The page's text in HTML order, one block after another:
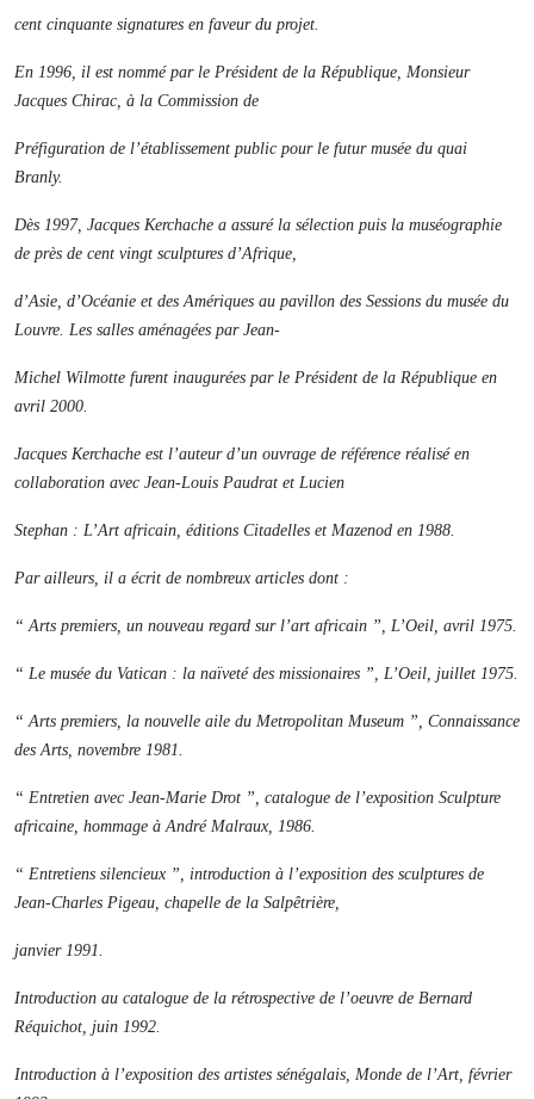
cent cinquante signatures en faveur du projet.
En 1996, il est nommé par le Président de la République, Monsieur
Jacques Chirac, à la Commission de
Préfiguration de l’établissement public pour le futur musée du quai
Branly.
Dès 1997, Jacques Kerchache a assuré la sélection puis la muséographie
de près de cent vingt sculptures d’Afrique,
d’Asie, d’Océanie et des Amériques au pavillon des Sessions du musée du
Louvre. Les salles aménagées par Jean-
Michel Wilmotte furent inaugurées par le Président de la République en
avril 2000.
Jacques Kerchache est l’auteur d’un ouvrage de référence réalisé en
collaboration avec Jean-Louis Paudrat et Lucien
Stephan : L’Art africain, éditions Citadelles et Mazenod en 1988.
Par ailleurs, il a écrit de nombreux articles dont :
“ Arts premiers, un nouveau regard sur l’art africain ”, L’Oeil, avril 1975.
“ Le musée du Vatican : la naïveté des missionaires ”, L’Oeil, juillet 1975.
“ Arts premiers, la nouvelle aile du Metropolitan Museum ”, Connaissance
des Arts, novembre 1981.
“ Entretien avec Jean-Marie Drot ”, catalogue de l’exposition Sculpture
africaine, hommage à André Malraux, 1986.
“ Entretiens silencieux ”, introduction à l’exposition des sculptures de
Jean-Charles Pigeau, chapelle de la Salpêtrière,
janvier 1991.
Introduction au catalogue de la rétrospective de l’oeuvre de Bernard
Réquichot, juin 1992.
Introduction à l’exposition des artistes sénégalais, Monde de l’Art, février